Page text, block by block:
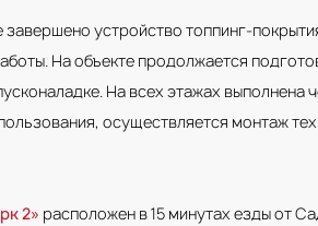
устройство топпинг-
На объекте продолжается
На всех этажах выполнена
осуществляется монтаж
2» расположен в 15 минутах езды от